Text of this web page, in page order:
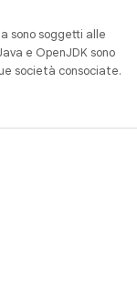
sono soggetti alle
e OpenJDK sono
società consociate.